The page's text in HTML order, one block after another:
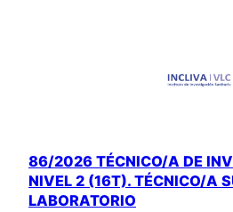
86/2026 TÉCNICO/A DE
NIVEL 2 (16T). TÉCNICO/A
LABORATORIO